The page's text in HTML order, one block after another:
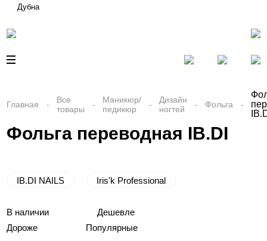
Дубна
Главная
Все
товары
Маникюр/
педикюр
Дизайн
ногтей
Фольга
Фольга переводная IB.DI
IB.DI NAILS Iris'k Professional
В наличии
Дешевле
Дороже
Популярные